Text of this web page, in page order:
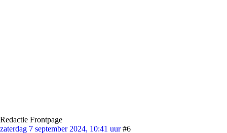
Redactie Frontpage
zaterdag 7 september 2024, 10:41 uur #6